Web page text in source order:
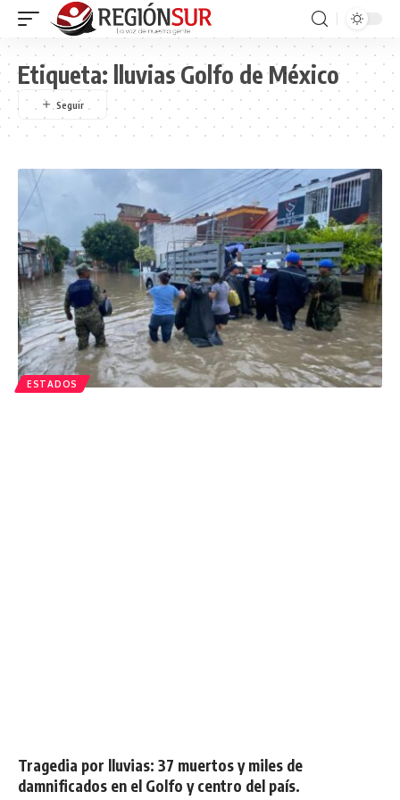
Etiqueta: lluvias Golfo de México
ESTADOS
Tragedia por lluvias: 37 muertos y miles de
damnificados en el Golfo y centro del país.